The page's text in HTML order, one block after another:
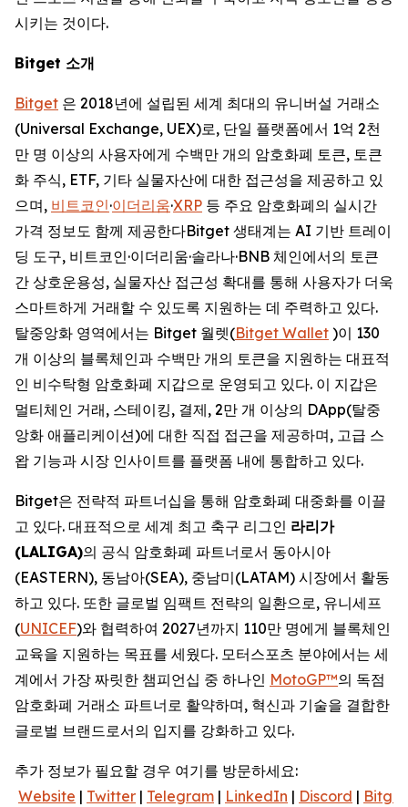
시키는 것이다.
Bitget 소개
Bitget 은 2018년에 설립된 세계 최대의 유니버설 거래소
(Universal Exchange, UEX)로, 단일 플랫폼에서 1억 2천
만 명 이상의 사용자에게 수백만 개의 암호화폐 토큰, 토큰
화 주식, ETF, 기타 실물자산에 대한 접근성을 제공하고 있
으며, 비트코인·이더리움·XRP 등 주요 암호화폐의 실시간
가격 정보도 함께 제공한다Bitget 생태계는 AI 기반 트레이
딩 도구, 비트코인·이더리움·솔라나·BNB 체인에서의 토큰
간 상호운용성, 실물자산 접근성 확대를 통해 사용자가 더욱
스마트하게 거래할 수 있도록 지원하는 데 주력하고 있다.
탈중앙화 영역에서는 Bitget 월렛(Bitget Wallet )이 130
개 이상의 블록체인과 수백만 개의 토큰을 지원하는 대표적
인 비수탁형 암호화폐 지갑으로 운영되고 있다. 이 지갑은
멀티체인 거래, 스테이킹, 결제, 2만 개 이상의 DApp(탈중
앙화 애플리케이션)에 대한 직접 접근을 제공하며, 고급 스
왑 기능과 시장 인사이트를 플랫폼 내에 통합하고 있다.
Bitget은 전략적 파트너십을 통해 암호화폐 대중화를 이끌
고 있다. 대표적으로 세계 최고 축구 리그인 라리가
(LALIGA)의 공식 암호화폐 파트너로서 동아시아
(EASTERN), 동남아(SEA), 중남미(LATAM) 시장에서 활동
하고 있다. 또한 글로벌 임팩트 전략의 일환으로, 유니세프
(UNICEF)와 협력하여 2027년까지 110만 명에게 블록체인
교육을 지원하는 목표를 세웠다. 모터스포츠 분야에서는 세
계에서 가장 짜릿한 챔피언십 중 하나인 MotoGP™의 독점
암호화폐 거래소 파트너로 활약하며, 혁신과 기술을 결합한
글로벌 브랜드로서의 입지를 강화하고 있다.
추가 정보가 필요할 경우 여기를 방문하세요:
Website | Twitter | Telegram | LinkedIn | Discord | Bitget